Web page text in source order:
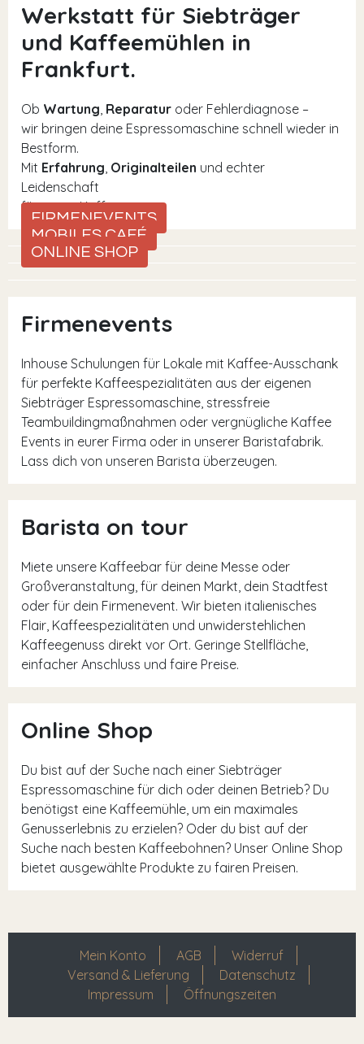
Werkstatt für Siebträger
und Kaffeemühlen in
Frankfurt.
Ob Wartung, Reparatur oder Fehlerdiagnose –
wir bringen deine Espressomaschine schnell wieder in
Bestform.
Mit Erfahrung, Originalteilen und echter
Leidenschaft
für guten Kaffee.
FIRMENEVENTS
MOBILES CAFÉ
ONLINE SHOP
Firmenevents
Inhouse Schulungen für Lokale mit Kaffee-Ausschank
für perfekte Kaffeespezialitäten aus der eigenen
Siebträger Espressomaschine, stressfreie
Teambuildingmaßnahmen oder vergnügliche Kaffee
Events in eurer Firma oder in unserer Baristafabrik.
Lass dich von unseren Barista überzeugen.
Barista on tour
Miete unsere Kaffeebar für deine Messe oder
Großveranstaltung, für deinen Markt, dein Stadtfest
oder für dein Firmenevent. Wir bieten italienisches
Flair, Kaffeespezialitäten und unwiderstehlichen
Kaffeegenuss direkt vor Ort. Geringe Stellfläche,
einfacher Anschluss und faire Preise.
Online Shop
Du bist auf der Suche nach einer Siebträger
Espressomaschine für dich oder deinen Betrieb? Du
benötigst eine Kaffeemühle, um ein maximales
Genusserlebnis zu erzielen? Oder du bist auf der
Suche nach besten Kaffeebohnen? Unser Online Shop
bietet ausgewählte Produkte zu fairen Preisen.
Mein Konto AGB
Widerruf
Versand & Lieferung
Datenschutz
Impressum
Öffnungszeiten